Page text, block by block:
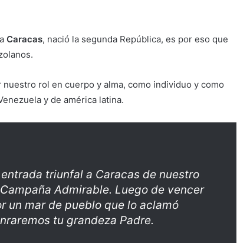
a Caracas, nació la segunda República, es por eso que
rol en cuerpo y alma, como individuo y como
y de américa latina.
triunfal a Caracas de nuestro
Admirable. Luego de vencer
un mar de pueblo que lo aclamó
tu grandeza Padre.